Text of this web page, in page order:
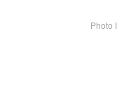
Photo